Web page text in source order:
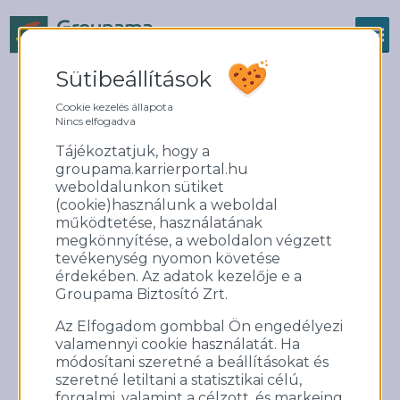
Sütibeállítások
Cookie kezelés állapota
Nincs elfogadva
Tájékoztatjuk, hogy a
groupama.karrierportal.hu
weboldalunkon sütiket
(cookie)használunk a weboldal
működtetése, használatának
megkönnyítése, a weboldalon végzett
tevékenység nyomon követése
érdekében. Az adatok kezelője e a
Groupama Biztosító Zrt.
Az Elfogadom gombbal Ön engedélyezi
valamennyi cookie használatát. Ha
módosítani szeretné a beállításokat és
szeretné letiltani a statisztikai célú,
FOGADD ÖRÖKBE
Ismét csatlakoztunk a Gödöllői Királyi
Kastély „Fogadd örökbe a
Kastélypark egyik ősfáját”
programhoz